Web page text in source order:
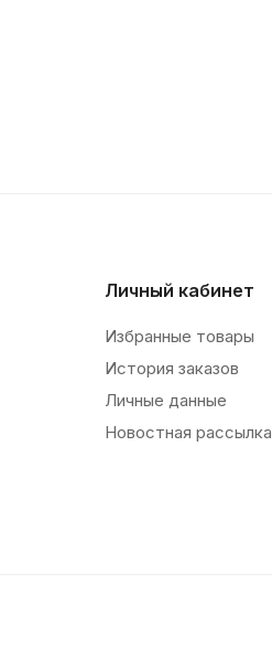
Личный кабинет
Избранные товары
История заказов
Личные данные
Новостная рассылка